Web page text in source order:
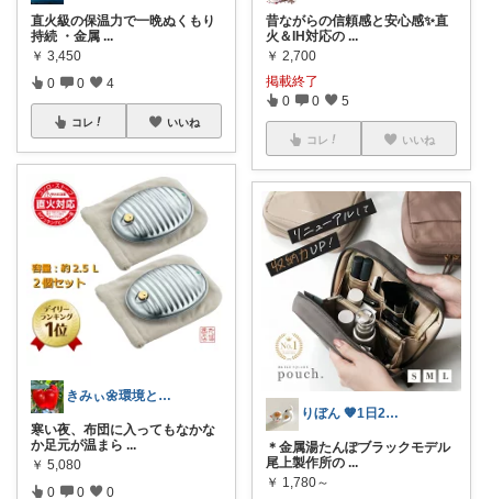
直火級の保温力で一晩ぬくもり
持続 ・金属 ...
￥ 3,450
0 0 4
コレ いいね
きみぃ🌼環境と健康に良い暮らし
寒い夜、布団に入ってもなかな
か足元が温まら ...
￥ 5,080
0 0 0
昔ながらの信頼感と安心感✨直
火＆IH対応の ...
￥ 2,700
掲載終了
0 0 5
コレ いいね
りぼん 🧡1日2日5日感謝です🫶
＊金属湯たんぽブラックモデル
尾上製作所の ...
￥ 1,780～